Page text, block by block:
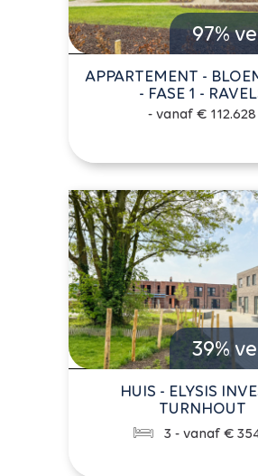
97%
APPARTEMENT -
- FASE 1 -
- vanaf € 112.628
39%
HUIS - ELYSIS
TURNHOUT
3 - vanaf €